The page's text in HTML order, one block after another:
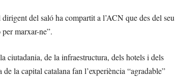
del saló ha compartit a l’ACN que des del seu
marxar-ne”.
ciutadania, de la infraestructura, dels hotels i dels
la capital catalana fan l’experiència “agradable”